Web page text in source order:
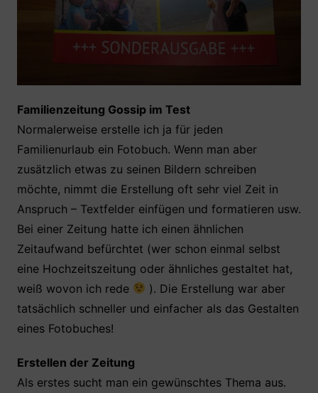
Familienzeitung Gossip im Test
Normalerweise erstelle ich ja für jeden
Familienurlaub ein Fotobuch. Wenn man aber
zusätzlich etwas zu seinen Bildern schreiben
möchte, nimmt die Erstellung oft sehr viel Zeit in
Anspruch – Textfelder einfügen und formatieren usw.
Bei einer Zeitung hatte ich einen ähnlichen
Zeitaufwand befürchtet (wer schon einmal selbst
eine Hochzeitszeitung oder ähnliches gestaltet hat,
weiß wovon ich rede
). Die Erstellung war aber
tatsächlich schneller und einfacher als das Gestalten
eines Fotobuches!
Erstellen der Zeitung
Als erstes sucht man ein gewünschtes Thema aus.